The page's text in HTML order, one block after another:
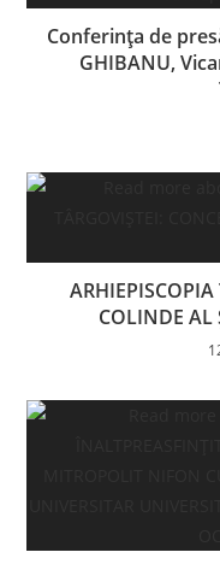
Conferința de
GHIBANU,
ARHIEPISCOPIA
COLINDE AL